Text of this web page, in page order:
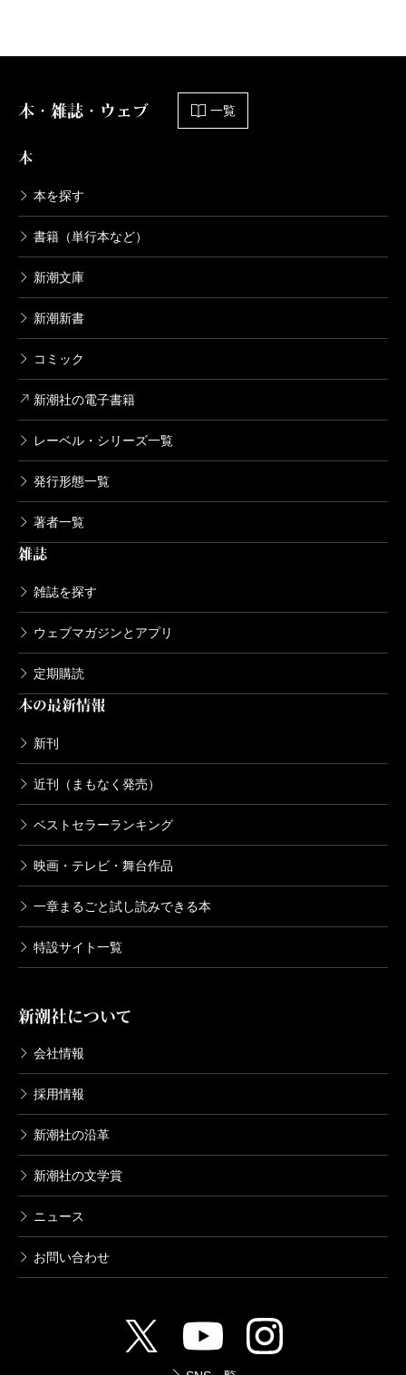
▼塩野七生『ルネサンスとは何であったのか』
※第二巻『ルネサンスの女たち』は六月刊。以
本・雑誌・ウェブ 一覧
本
本を探す
書籍（単行本など）
新潮文庫
新潮新書
コミック
新潮社の電子書籍
レーベル・シリーズ一覧
発行形態一覧
著者一覧
雑誌
雑誌を探す
ウェブマガジンとアプリ
定期購読
本の最新情報
新刊
近刊（まもなく発売）
ベストセラーランキング
映画・テレビ・舞台作品
一章まるごと試し読みできる本
特設サイト一覧
新潮社について
会社情報
採用情報
新潮社の沿革
新潮社の文学賞
ニュース
お問い合わせ